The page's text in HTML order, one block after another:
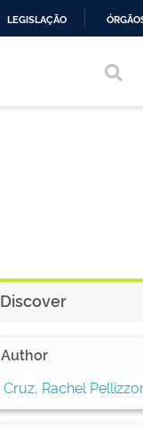
LEGISLAÇÃO
Discover
Author
Cruz, Rachel